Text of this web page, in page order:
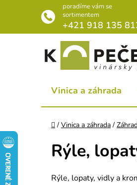
poradíme vám se
sortimentem
+421 918 135
Vinica a záhrada
Domov
/ Vinica a záhrada /
Rýle,
Rýle, lopaty, vidly a